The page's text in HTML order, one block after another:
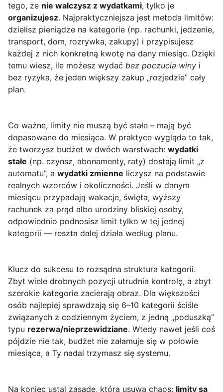
tego, że nie walczysz z wydatkami, tylko je
organizujesz. Najpraktyczniejsza jest metoda limitów:
dzielisz pieniądze na kategorie (np. rachunki, jedzenie,
transport, dom, rozrywka, zakupy) i przypisujesz
każdej z nich konkretną kwotę na dany miesiąc. Dzięki
temu wiesz, ile możesz wydać bez poczucia winy i
bez ryzyka, że jeden większy zakup „rozjedzie” cały
plan.
Co ważne, limity nie muszą być stałe – mają być
dopasowane do miesiąca. W praktyce wygląda to tak,
że tworzysz budżet w dwóch warstwach: wydatki
stałe (np. czynsz, abonamenty, raty) dostają limit „z
automatu”, a wydatki zmienne liczysz na podstawie
realnych wzorców i okoliczności. Jeśli w danym
miesiącu przypadają wakacje, święta, wyższy
rachunek za prąd albo urodziny bliskiej osoby,
odpowiednio podnosisz limit tylko w tej jednej
kategorii — reszta dalej działa według planu.
Klucz do sukcesu to rozsądna struktura kategorii.
Zbyt wiele drobnych pozycji utrudnia kontrolę, a zbyt
szerokie kategorie zacierają obraz. Dla większości
osób najlepiej sprawdzają się 6–10 kategorii ściśle
związanych z codziennym życiem, z jedną „poduszką”
typu rezerwa/nieprzewidziane. Wtedy nawet jeśli coś
pójdzie nie tak, budżet nie załamuje się w połowie
miesiąca, a Ty nadal trzymasz się systemu.
Na koniec ustal zasadę, która usuwa chaos: limity są